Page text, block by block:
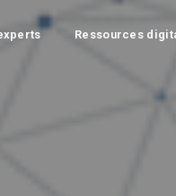
Ressources